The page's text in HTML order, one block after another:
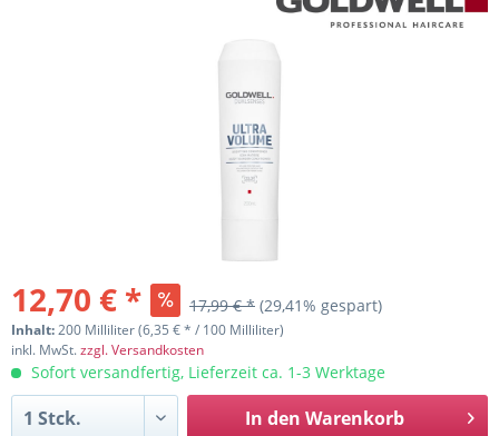
12,70 € * 17,99 € * (29,41% gespart)
Inhalt:200 Milliliter (6,35 € * / 100 Milliliter)
inkl. MwSt.zzgl. Versandkosten
Sofort versandfertig, Lieferzeit ca. 1-3 Werktage
In den Warenkorb